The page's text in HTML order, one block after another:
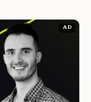
AD